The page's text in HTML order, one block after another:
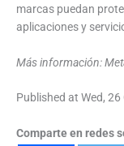
marcas puedan
aplicaciones y
Más información:
Published at Wed,
Comparte en redes